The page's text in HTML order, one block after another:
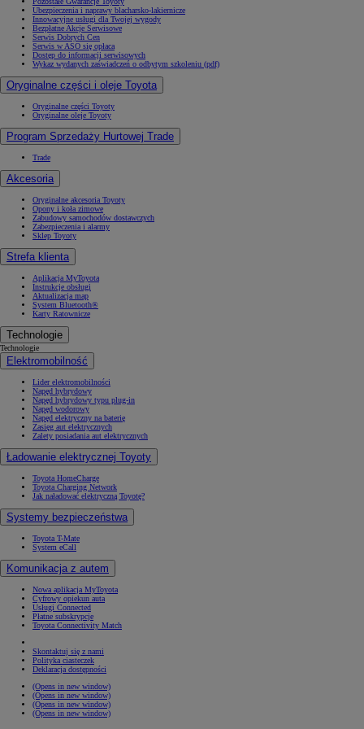
Ubezpieczenia i naprawy blacharsko-lakiernicze
Innowacyjne usługi dla Twojej wygody
Bezpłatne Akcje Serwisowe
Serwis Dobrych Cen
Serwis w ASO się opłaca
Dostęp do informacji serwisowych
Wykaz wydanych zaświadczeń o odbytym szkoleniu (pdf)
Oryginalne części i oleje Toyota
Oryginalne części Toyoty
Oryginalne oleje Toyoty
Program Sprzedaży Hurtowej Trade
Trade
Akcesoria
Oryginalne akcesoria Toyoty
Opony i koła zimowe
Zabudowy samochodów dostawczych
Zabezpieczenia i alarmy
Sklep Toyoty
Strefa klienta
Aplikacja MyToyota
Instrukcje obsługi
Aktualizacja map
System Bluetooth®
Karty Ratownicze
Technologie
Technologie
Elektromobilność
Lider elektromobilności
Napęd hybrydowy
Napęd hybrydowy typu plug-in
Napęd wodorowy
Napęd elektryczny na baterię
Zasięg aut elektrycznych
Zalety posiadania aut elektrycznych
Ładowanie elektrycznej Toyoty
Toyota HomeCharge
Toyota Charging Network
Jak naładować elektryczną Toyotę?
Systemy bezpieczeństwa
Toyota T-Mate
System eCall
Komunikacja z autem
Nowa aplikacja MyToyota
Cyfrowy opiekun auta
Usługi Connected
Płatne subskrypcje
Toyota Connectivity Match
Skontaktuj się z nami
Polityka ciasteczek
Deklaracja dostępności
(Opens in new window)
(Opens in new window)
(Opens in new window)
(Opens in new window)